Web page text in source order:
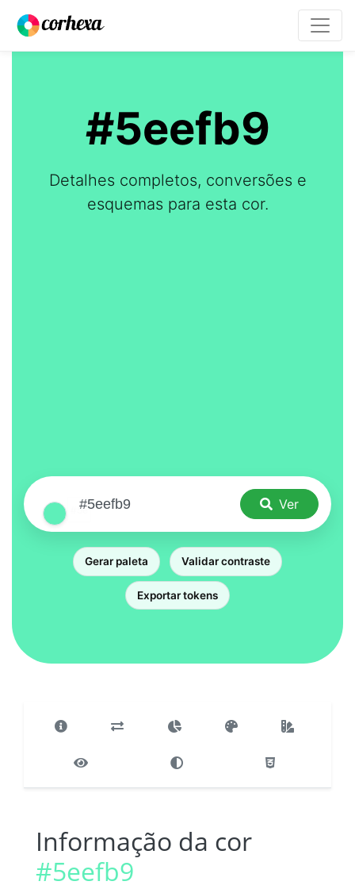
#5eefb9
Detalhes completos, conversões e
esquemas para esta cor.
Ver
Gerar paleta Validar contraste
Exportar tokens
Informação da cor
#5eefb9